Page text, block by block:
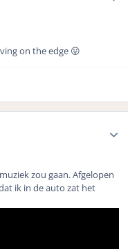
on the edge 😛
zou gaan. Afgelopen
ik in de auto zat het